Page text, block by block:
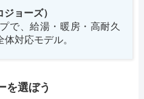
ョーズ）
で、給湯・暖房・高耐久
対応モデル。
を選ぼう